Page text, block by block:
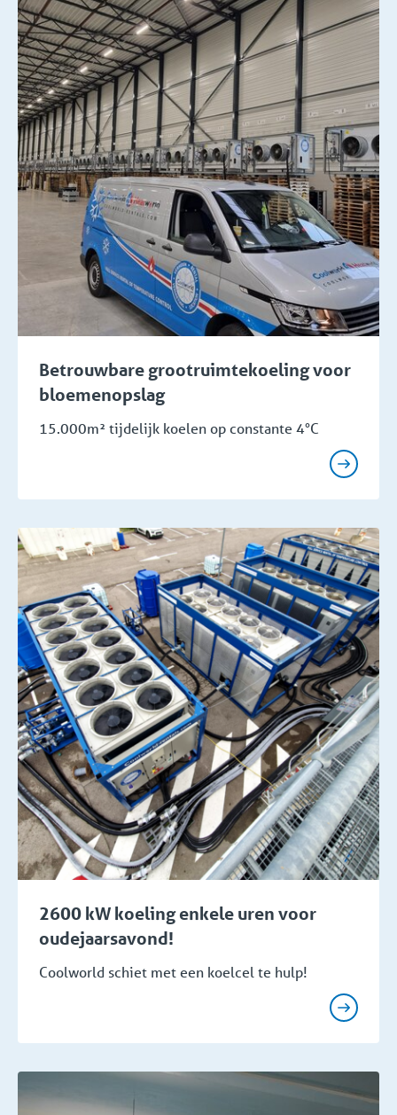
Betrouwbare grootruimtekoeling voor
bloemenopslag
15.000m² tijdelijk koelen op constante 4°C
2600 kW koeling enkele uren voor
oudejaarsavond!
Coolworld schiet met een koelcel te hulp!